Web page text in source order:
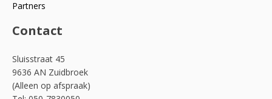
Partners
Contact
Sluisstraat 45
9636 AN Zuidbroek
(Alleen op afspraak)